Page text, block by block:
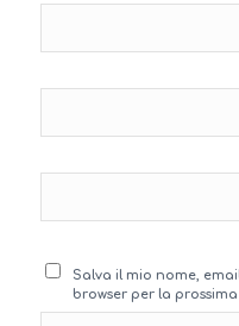
Salva il mio nome,
browser per la